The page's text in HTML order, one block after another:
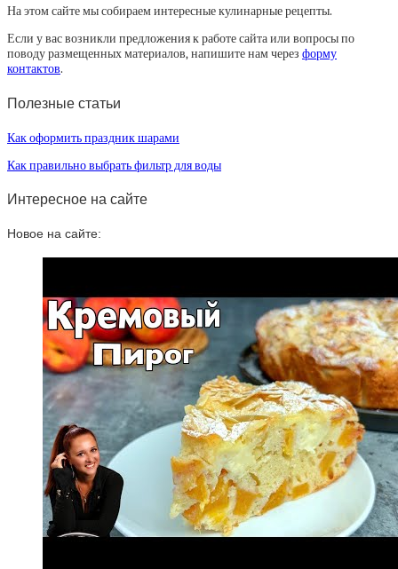
На этом сайте мы собираем интересные кулинарные рецепты.
Если у вас возникли предложения к работе сайта или вопросы по
поводу размещенных материалов, напишите нам через форму
контактов.
Полезные статьи
Как оформить праздник шарами
Как правильно выбрать фильтр для воды
Интересное на сайте
Новое на сайте: